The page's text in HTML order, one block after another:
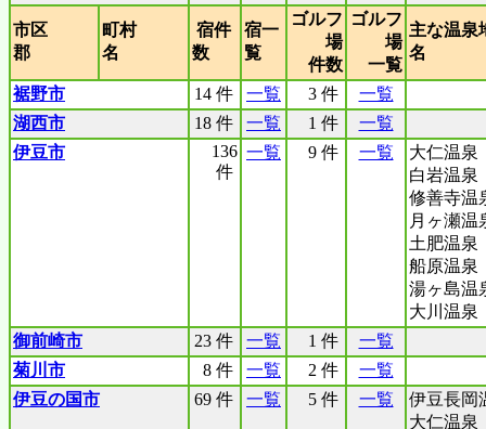
市区
郡
町村
名
宿件
数
宿一
覧
ゴルフ
場
件数
ゴルフ
場
一覧
主な温泉
名
裾野市 14 件 一覧 3 件
一覧
湖西市
18 件 一覧 1 件
一覧
伊豆市
136
件
一覧 9 件 一覧
大仁温泉
白岩温泉
修善寺温
月ヶ瀬温
土肥温泉
船原温泉
湯ヶ島温
大川温泉
御前崎市
23 件 一覧 1 件
一覧
菊川市
8 件 一覧 2 件
一覧
伊豆の国市
69 件 一覧 5 件 一覧
伊豆長岡
大仁温泉